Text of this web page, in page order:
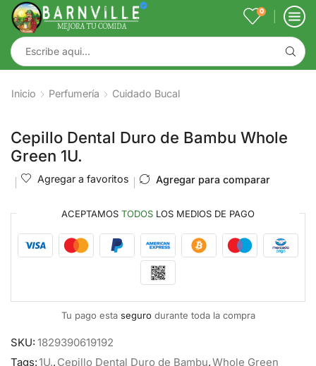
0
Inicio Perfumería Cuidado Bucal
Cepillo Dental Duro de Bambu Whole
Green 1U.
Agregar a favoritos Agregar para comparar
ACEPTAMOS TODOS LOS MEDIOS DE PAGO
Tu pago esta segurodurante toda la compra
SKU: 1829390619192
Tags:1U., Cepillo Dental Duro de Bambu,Whole Green